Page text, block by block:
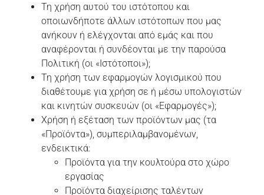
Τη χρήση αυτού του ιστότοπου και
οποιωνδήποτε άλλων ιστότοπων που μας
ανήκουν ή ελέγχονται από εμάς και που
αναφέρονται ή συνδέονται με την παρούσα
Πολιτική (οι «Ιστότοποι»);
Τη χρήση των εφαρμογών λογισμικού που
διαθέτουμε για χρήση σε ή μέσω υπολογιστών
και κινητών συσκευών (οι «Εφαρμογές»);
Χρήση ή εξέταση των προϊόντων μας (τα
«Προϊόντα»), συμπεριλαμβανομένων,
ενδεικτικά:
Προϊόντα για την κουλτούρα στο χώρο
εργασίας
Προϊόντα διαχείρισης ταλέντων